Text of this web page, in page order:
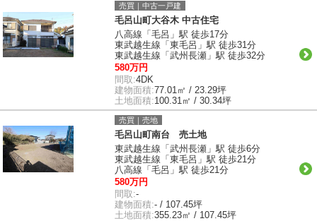
売買｜中古一戸建
毛呂山町大谷木 中古住宅
八高線「毛呂」駅 徒歩17分
東武越生線「東毛呂」駅 徒歩31分
東武越生線「武州長瀬」駅 徒歩32分
580万円
間取:4DK
建物面積:77.01㎡ / 23.29坪
土地面積:100.31㎡ / 30.34坪
売買｜売地
毛呂山町南台 売土地
東武越生線「武州長瀬」駅 徒歩6分
東武越生線「東毛呂」駅 徒歩21分
八高線「毛呂」駅 徒歩21分
580万円
間取:-
建物面積:- / 107.45坪
土地面積:355.23㎡ / 107.45坪